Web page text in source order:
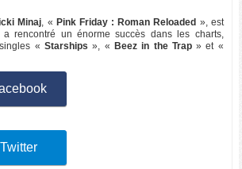
Minaj, « Pink Friday : Roman Reloaded », est
rencontré un énorme succès dans les charts,
singles «Starships », « Beez in the Trap» et «